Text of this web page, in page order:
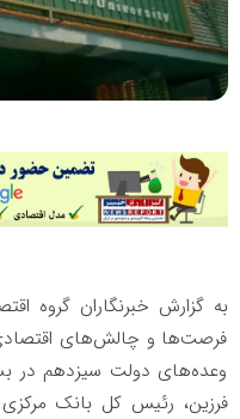
به گزارش خبرنگاران گروه
فرصت‌ها و چالش‌های
وعده‌های دولت سیزدهم در
فرزین، رئیس کل بانک